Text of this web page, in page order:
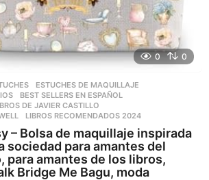
0 0
,ESTUCHES DE MAQUILLAJE
BEST SELLERS EN ESPAÑOL
DE JAVIER CASTILLO
,LIBROS RECOMENDADOS 2024
– Bolsa de maquillaje inspirada
sociedad para amantes del
para amantes de los libros,
Bridge Me Bagu, moda